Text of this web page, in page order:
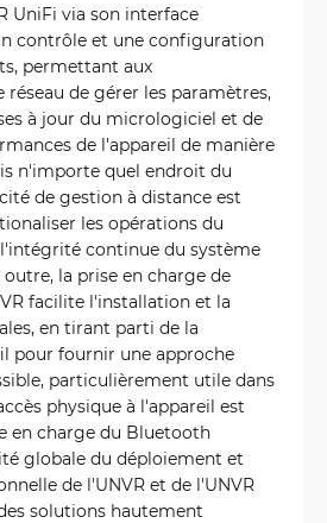
UniFi via son interface
contrôle et une configuration
permettant aux
de gérer les paramètres,
à jour du micrologiciel et de
de l'appareil de manière
n'importe quel endroit du
de gestion à distance est
les opérations du
continue du système
la prise en charge de
facilite l'installation et la
en tirant parti de la
pour fournir une approche
particulièrement utile dans
physique à l'appareil est
en charge du Bluetooth
globale du déploiement et
de l'UNVR et de l'UNVR
solutions hautement